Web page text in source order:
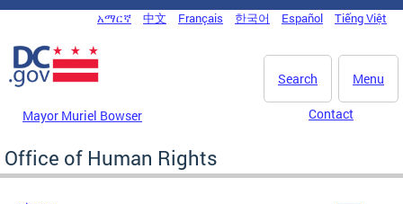
Skip to main content
DC Agency Top Menu
አማርኛ 中文 Français 한국어 Español Tiếng Việt
Menu
Search
Mayor Muriel Bowser Contact
Office of Human Rights